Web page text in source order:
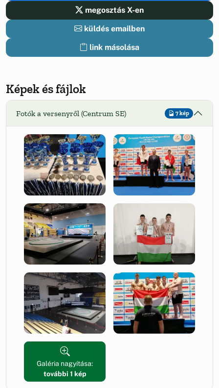
megosztás X-en
küldés emailben
link másolása
Képek és fájlok
Fotók a versenyről (Centrum SE) 7 kép
Galéria nagyítása:
további 1 kép